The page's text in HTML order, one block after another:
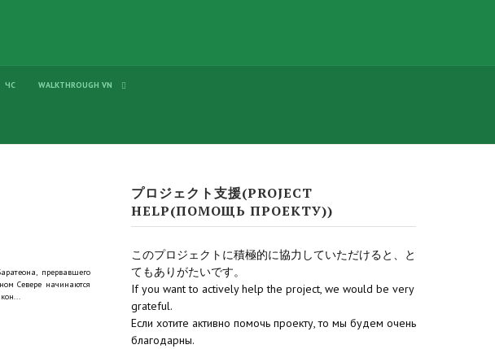
ЧС WALKTHROUGH VN
прервавшего
Севере начинаются
プロジェクト支援(PROJECT
HELP(ПОМОЩЬ ПРОЕКТУ))
このプロジェクトに積極的に協力していただけると、と
てもありがたいです。
If you want to actively help the project, we would be very
grateful.
Если хотите активно помочь проекту, то мы будем очень
благодарны.